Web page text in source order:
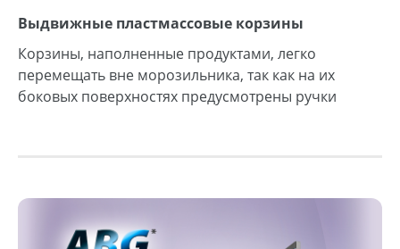
Выдвижные пластмассовые корзины
Корзины, наполненные продуктами, легко
перемещать вне морозильника, так как на их
боковых поверхностях предусмотрены ручки